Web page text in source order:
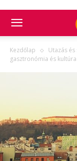
Kezdőlap Utazás
gasztronómia és